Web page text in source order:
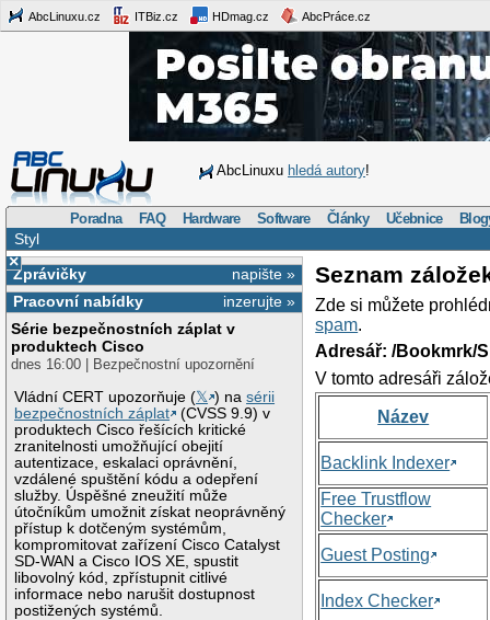
AbcLinuxu.cz ITBiz.cz HDmag.cz AbcPráce.cz
AbcLinuxu hledá autory!
Poradna FAQ Hardware Software Články Učebnice
Styl
×
napište »
Zprávičky
inzerujte »
Pracovní nabídky
Série bezpečnostních záplat v
produktech Cisco
dnes 16:00 | Bezpečnostní upozornění
Vládní CERT upozorňuje (𝕏 ) nasérii
bezpečnostních záplat
(CVSS 9.9) v
produktech Cisco řešících kritické
zranitelnosti umožňující obejití
autentizace, eskalaci oprávnění,
vzdálené spuštění kódu a odepření
služby. Úspěšné zneužití může
útočníkům umožnit získat neoprávněný
přístup k dotčeným systémům,
kompromitovat zařízení Cisco Catalyst
SD-WAN a Cisco IOS XE, spustit
libovolný kód, zpřístupnit citlivé
informace nebo narušit dostupnost
postižených systémů.
Seznam
Zde si můžete
spam.
Adresář: /Bookmrk/
V tomto adresáři
Název
Backlink Indexer
Free Trustflow
Checker
Guest Posting
Index Checker